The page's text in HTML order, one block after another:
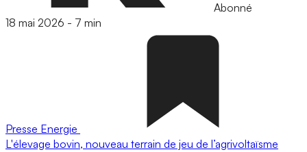
Abonné
18 mai 2026 - 7 min
Presse Energie
L'élevage bovin, nouveau terrain de jeu de l’agrivoltaïsme